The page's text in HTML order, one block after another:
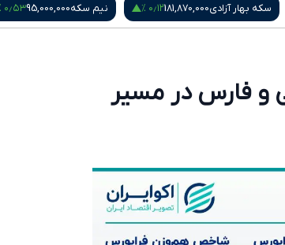
نیم سکه95,000,000۰٫۵۳ % ربع سکه53,000,000۰٫۹۵ %
و فارس در مسیر